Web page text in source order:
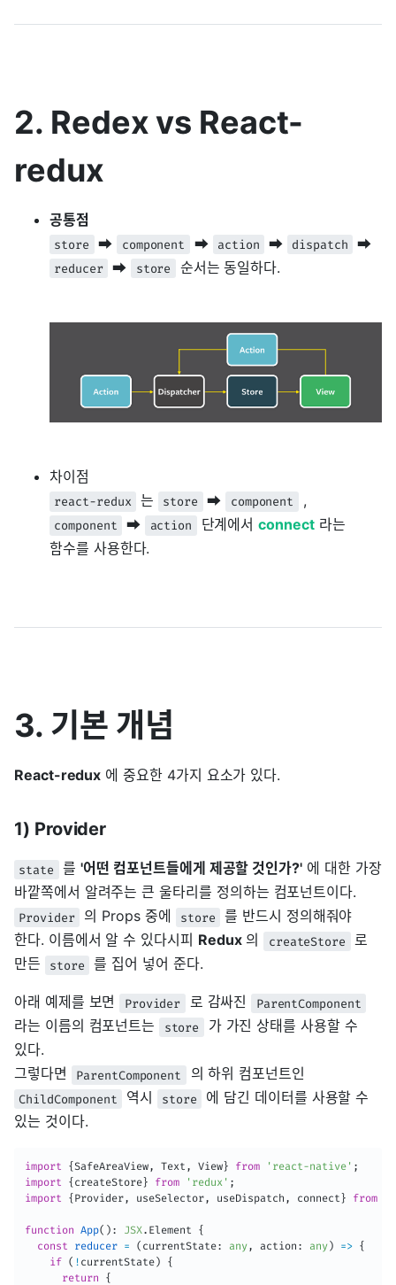
2. Redex vs React-
redux
공통점
store ➡️ component ➡️ action ➡️ dispatch ➡️
reducer ➡️ store 순서는 동일하다.
차이점
react-redux 는 store ➡️ component ,
component ➡️ action 단계에서connect라는
함수를 사용한다.
3. 기본 개념
React-redux 에 중요한 4가지 요소가 있다.
1) Provider
state 를'어떤 컴포넌트들에게 제공할 것인가?' 에 대한 가장
바깥쪽에서 알려주는 큰 울타리를 정의하는 컴포넌트이다.
Provider 의 Props 중에 store
를 반드시 정의해줘야
한다. 이름에서 알 수 있다시피 Redux의 createStore
로
만든
store 를 집어 넣어 준다.
아래 예제를 보면 Provider 로 감싸진 ParentComponent
라는 이름의 컴포넌트는 store
가 가진 상태를 사용할 수
있다.
그렇다면
ParentComponent 의 하위 컴포넌트인
ChildComponent 역시 store
에 담긴 데이터를 사용할 수
있는 것이다.
import {SafeAreaView, Text , View } from 'react-native' ;
import
{ createStore } from 'redux' ;
import
{ Provider, useSelector, useDispatch , connect } from
function App( ) : JSX. Element {
const
reducer = ( currentState: any, action : any ) => {
if ( ! currentState )
{
return
{